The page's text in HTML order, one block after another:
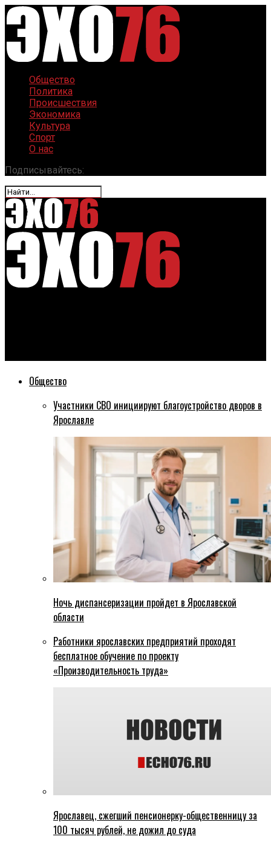
Общество
Политика
Происшествия
Экономика
Культура
Спорт
О нас
Подписывайтесь:
Общество
Участники СВО инициируют благоустройство дворов в
Ярославле
Ночь диспансеризации пройдет в Ярославской
области
Работники ярославских предприятий проходят
бесплатное обучение по проекту
«Производительность труда»
Ярославец, сжегший пенсионерку-общественницу за
100 тысяч рублей, не дожил до суда